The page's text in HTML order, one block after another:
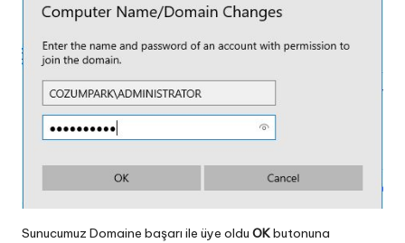
Sunucumuz Domaine başarı ile üye oldu OKbutonuna